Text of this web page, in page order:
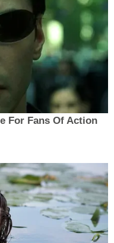
For Fans Of Action